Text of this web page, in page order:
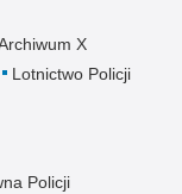
X
Lotnictwo Policji
Policji